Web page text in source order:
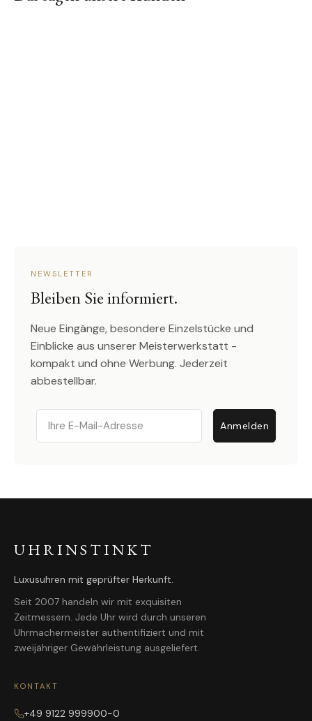
NEWSLETTER
Bleiben Sie informiert.
Neue Eingänge, besondere Einzelstücke und
Einblicke aus unserer Meisterwerkstatt -
kompakt und ohne Werbung. Jederzeit
abbestellbar.
Email
Anmelden
UHRINSTINKT
Luxusuhren mit geprüfter Herkunft.
Seit 2007 handeln wir mit exquisiten
Zeitmessern. Jede Uhr wird durch unseren
Uhrmachermeister authentifiziert und mit
zweijähriger Gewährleistung ausgeliefert.
KONTAKT
+49 9122 999900-0